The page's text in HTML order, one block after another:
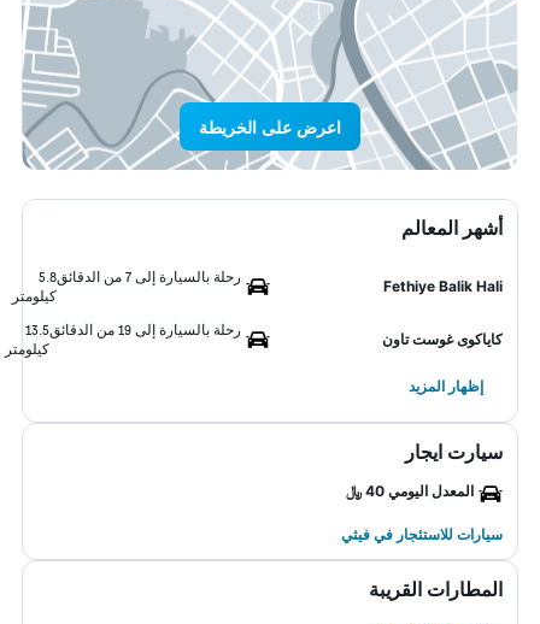
اعرض على الخريطة
أشهر المعالم
Fethiye Balik Hali
رحلة بالسيارة إلى 7 من الدقائق
5.8
كيلومتر
كاياكوى غوست تاون
رحلة بالسيارة إلى 19 من الدقائق
13.5
كيلومتر
إظهار المزيد
سيارت ايجار
المعدل اليومي 40 ﷼
سيارات للاستئجار في فيثي
المطارات القريبة